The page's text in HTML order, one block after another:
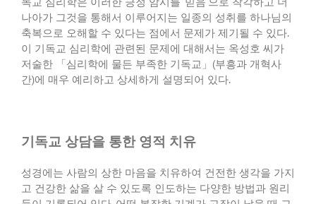
나아가 그것을 통해서 이루어지는 일종의 성취를 하나님의
축복으로 오해할 수 있다는 점에서 문제가 제기될 수 있다.
이 기독교 심리학에 관련된 문제에 대해서는 옥성호 씨가
저술한 「심리학에 물든 부족한 기독교」 (부흥과 개혁사
간)에 매우 예리하고 상세하게 설명되어 있다.
기독교 상담을 통한 영적 치유
성경에는 사람의 상한 마음을 치유하여 건전한 생각을 가지
고 건강한 삶을 살 수 있도록 인도하는 다양한 방법과 원리